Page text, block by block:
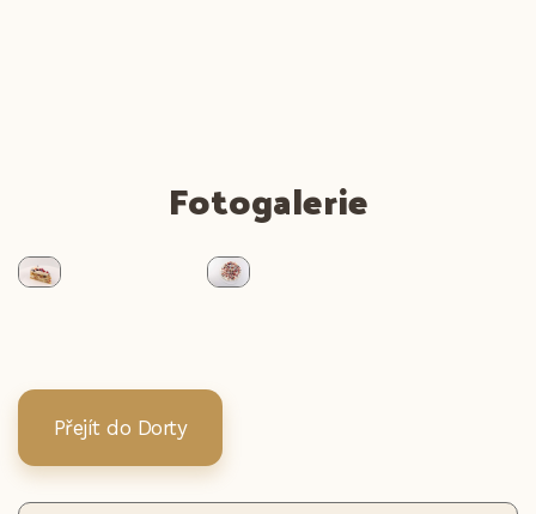
Fotogalerie
Přejít do Dorty